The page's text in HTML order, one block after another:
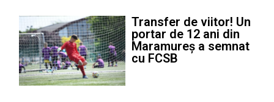
Transfer de viitor! Un
portar de 12 ani din
Maramureș a semnat
cu FCSB